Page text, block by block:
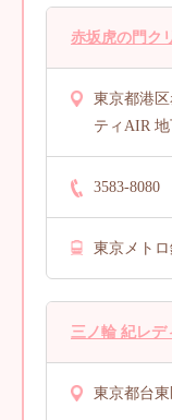
赤坂虎の門ク
東京都港
ティAIR
3583-8080
東京メト
三ノ輪 紀レデ
東京都台